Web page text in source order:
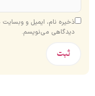
ذخیره نام، ایمیل و وبسایت
دیدگاهی می‌نویسم.